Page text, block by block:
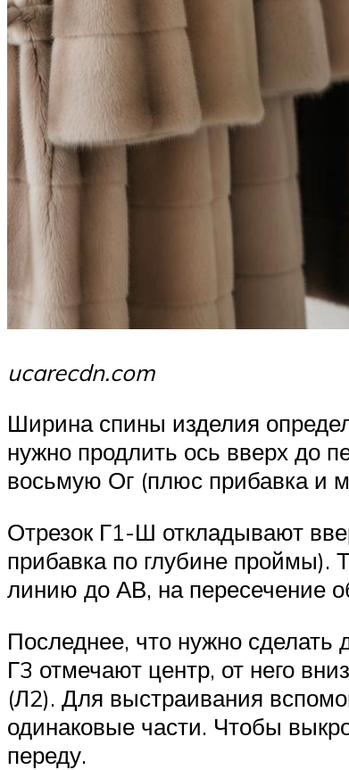
ucarecdn.com
Ширина спины изделия
нужно продлить ось вверх до
восьмую Ог (плюс прибавка и
Отрезок Г1-Ш откладывают
прибавка по глубине проймы).
линию до АВ, на пересечение
Последнее, что нужно
Г3 отмечают центр, от него
(Л2). Для выстраивания
одинаковые части. Чтобы
переду.